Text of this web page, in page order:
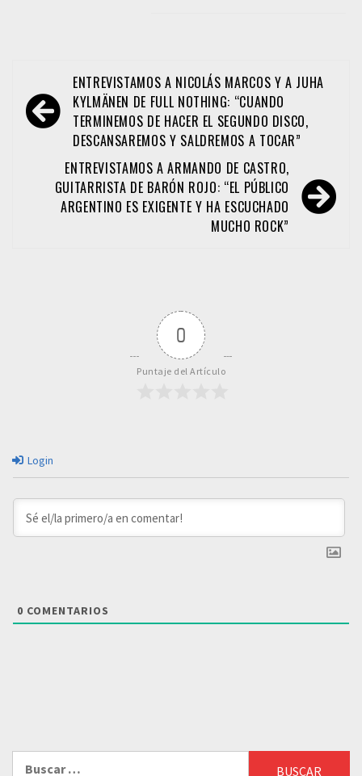
Navegación
de
entradas
ENTREVISTAMOS A NICOLÁS MARCOS Y A JUHA
KYLMÄNEN DE FULL NOTHING: “CUANDO
TERMINEMOS DE HACER EL SEGUNDO DISCO,
DESCANSAREMOS Y SALDREMOS A TOCAR”
ENTREVISTAMOS A ARMANDO DE CASTRO,
GUITARRISTA DE BARÓN ROJO: “EL PÚBLICO
ARGENTINO ES EXIGENTE Y HA ESCUCHADO
MUCHO ROCK”
0
Puntaje del Artículo
Login
0 COMENTARIOS